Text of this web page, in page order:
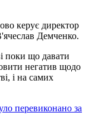
керує директор
Демченко.
поки що давати
негатив щодо
і на самих
перевиконано за